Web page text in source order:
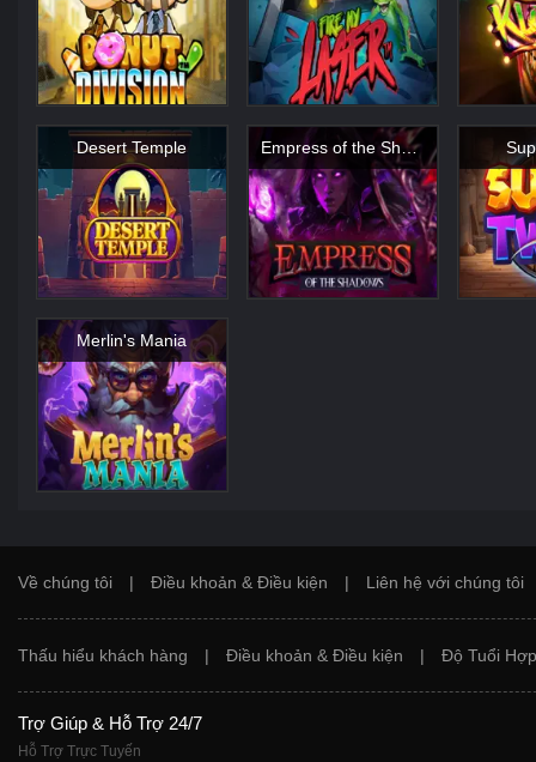
Desert Temple Empress of the Shadows
Merlin's Mania
Về chúng tôi | Điều khoản & Điều kiện | Liên hệ với chúng tôi
Thấu hiểu khách hàng | Điều khoản & Điều kiện | Độ Tuổi
Trợ Giúp & Hỗ Trợ 24/7
Hỗ Trợ Trực Tuyến